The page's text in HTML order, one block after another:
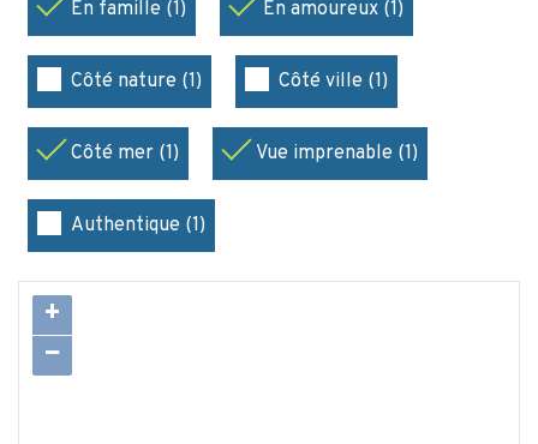
En famille (1) En amoureux (1)
Côté nature (1) Côté ville (1)
Côté mer (1) Vue imprenable (1)
Authentique (1)
+
−